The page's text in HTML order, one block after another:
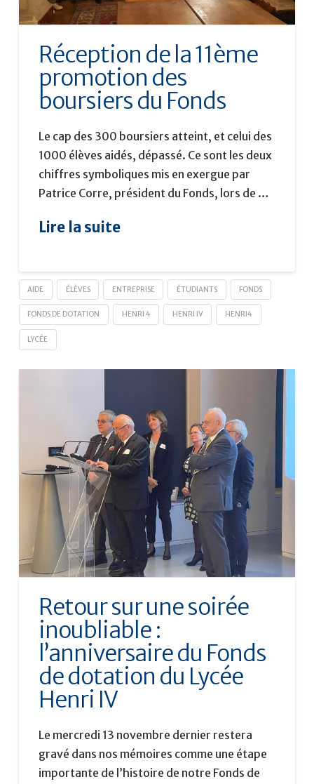
Réception de la 11ème
promotion des
boursiers du Fonds
Le cap des 300 boursiers atteint, et celui des
1000 élèves aidés, dépassé. Ce sont les deux
chiffres symboliques mis en exergue par
Patrice Corre, président du Fonds, lors de …
Lire la suite
AIDE ÉLÈVES ENTREPRISE ÉTUDIANTS FONDS
FONDS DE DOTATION HENRI 4 HENRI IV HENRI4
LYCÉE
Retour sur une soirée
inoubliable :
l’anniversaire du Fonds
de dotation du Lycée
Henri IV
Le mercredi 13 novembre dernier restera
gravé dans nos mémoires comme une étape
importante de l’histoire de notre Fonds de